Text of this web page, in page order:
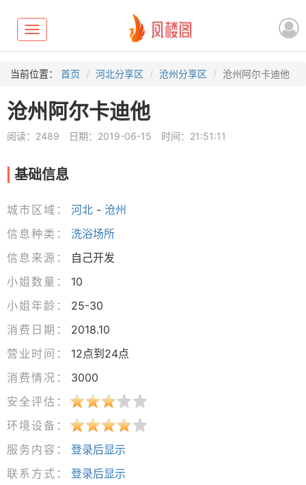
Toggle
navigation
当前位置： 首页 河北分享区 沧州分享区 沧州阿尔卡迪他
沧州阿尔卡迪他
阅读：2489 日期：2019-06-15 时间：21:51:11
基础信息
城市区域： 河北 - 沧州
信息种类：
洗浴场所
信息来源：
自己开发
小姐数量：
10
小姐年龄：
25-30
消费日期：
2018.10
营业时间：
12点到24点
消费情况：
3000
安全评估：
环境设备：
服务内容：
登录后显示
联系方式：
登录后显示